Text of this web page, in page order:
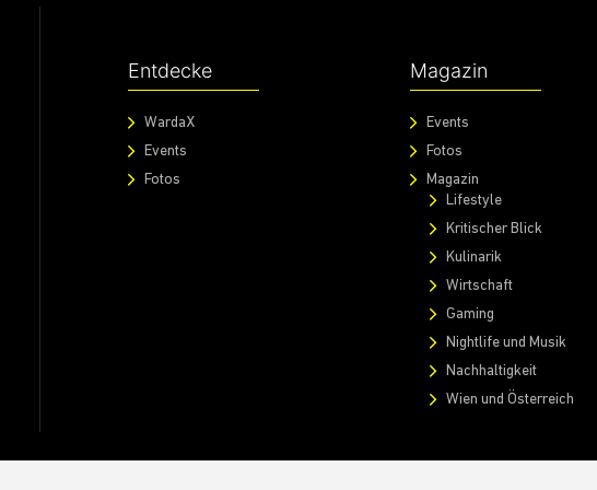
Entdecke
WardaX
Events
Fotos
Magazin
Events
Fotos
Magazin
Lifestyle
Kritischer Blick
Kulinarik
Wirtschaft
Gaming
Nightlife und Musik
Nachhaltigkeit
Wien und Österreich